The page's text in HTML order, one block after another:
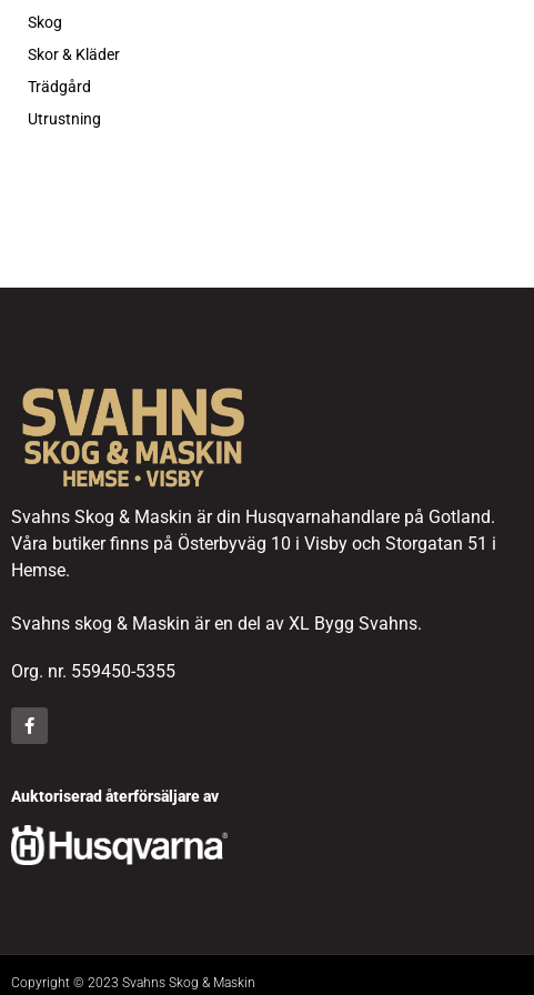
Skog
Skor & Kläder
Trädgård
Utrustning
Svahns Skog & Maskin är din Husqvarnahandlare på Gotland.
Våra butiker finns på Österbyväg 10 i Visby och Storgatan 51 i
Hemse.
Svahns skog & Maskin är en del av XL Bygg Svahns.
Org. nr. 559450-5355
Auktoriserad återförsäljare av
Copyright © 2023 Svahns Skog & Maskin